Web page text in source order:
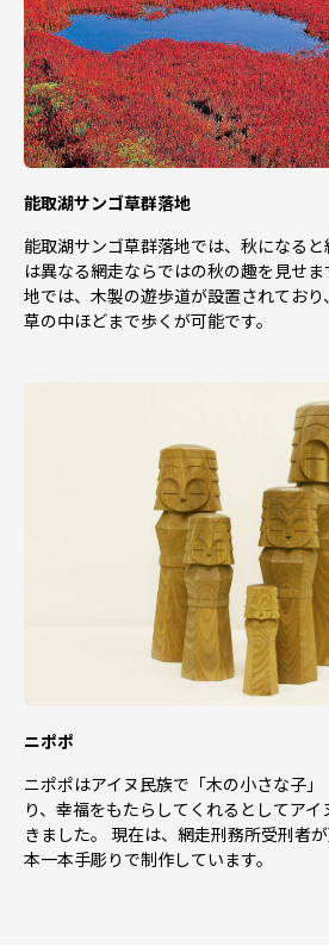
能取湖サンゴ草群落地
能取湖サンゴ草群落地では、秋になる
は異なる網走ならではの秋の趣を見せ
地では、木製の遊歩道が設置されてお
草の中ほどまで歩くが可能です。
ニポポ
ニポポはアイヌ民族で「木の小さな子
り、幸福をもたらしてくれるとしてア
きました。 現在は、網走刑務所受刑者
本一本手彫りで制作しています。